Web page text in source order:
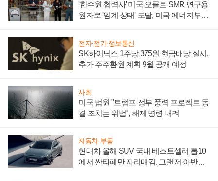
'한수원 협력사' 미국 오클로 SMR 연구용
원자로 '임계 상태' 도달, 미국 에너지부
전자·전기·정보통신
SK하이닉스 1주당 375원 현금배당 실시,
추가 주주환원 계획 9월 공개 예정
사회
미국 법원 "트럼프 정부 풍력 프로젝트 동
결 조치는 위법", 해제 명령 내려
자동차·부품
현대차 올해 SUV 국내 베스트셀러 톱10
에서 싼타페만 자리매김, 그랜저·아반떼